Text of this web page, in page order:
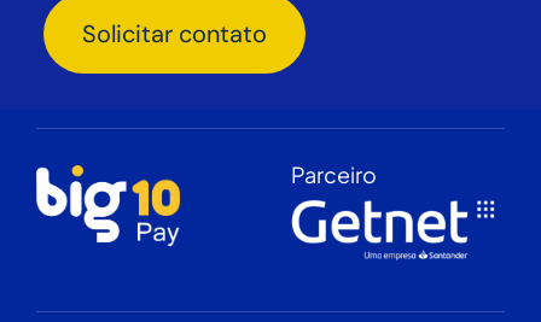
Solicitar contato
Parceiro